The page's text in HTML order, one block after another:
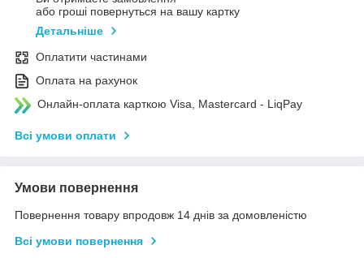
або гроші повернуться на вашу картку
Детальніше
Оплатити частинами
Оплата на рахунок
Онлайн-оплата карткою Visa, Mastercard - LiqPay
Всі умови оплати
Умови повернення
Повернення товару впродовж 14 днів за домовленістю
Всі умови повернення